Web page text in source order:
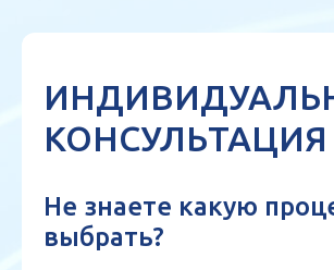
КОНСУЛЬТАЦИЯ
Не знаете какую
выбрать?